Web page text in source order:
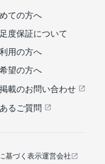
ての方へ
度保証について
用の方へ
望の方へ
載のお問い合わせ
るご質問
基づく表示運営会社